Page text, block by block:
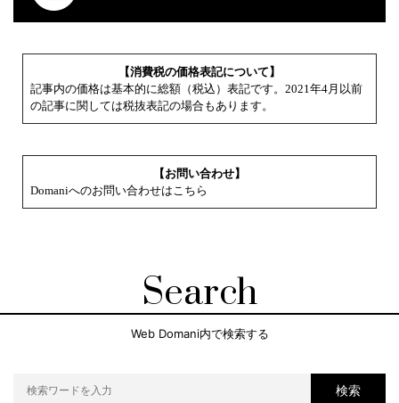
【消費税の価格表記について】
記事内の価格は基本的に総額（税込）表記です。2021年4月以前
の記事に関しては税抜表記の場合もあります。
【お問い合わせ】
Domaniへのお問い合わせはこちら
Search
Web Domani内で検索する
検索